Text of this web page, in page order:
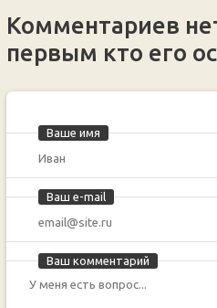
Комментариев
первым кто его
Ваше имя
Ваш e-mail
Ваш комментарий